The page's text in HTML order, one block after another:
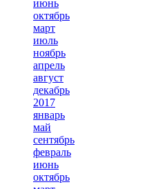
июнь
октябрь
март
июль
ноябрь
апрель
август
декабрь
2017
январь
май
сентябрь
февраль
июнь
октябрь